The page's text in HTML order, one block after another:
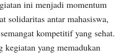
ini menjadi momentum
solidaritas antar mahasiswa,
kompetitif yang sehat.
kegiatan yang memadukan